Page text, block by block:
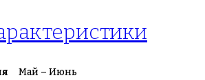
Май – Июнь